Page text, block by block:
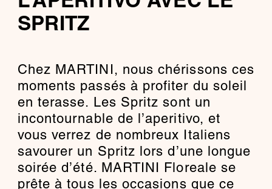
SPRITZ
Chez MARTINI, nous chérissons ces
moments passés à profiter du soleil
en terasse. Les Spritz sont un
incontournable de l’aperitivo, et
vous verrez de nombreux Italiens
savourer un Spritz lors d’une longue
soirée d’été. MARTINI Floreale se
prête à tous les occasions que ce